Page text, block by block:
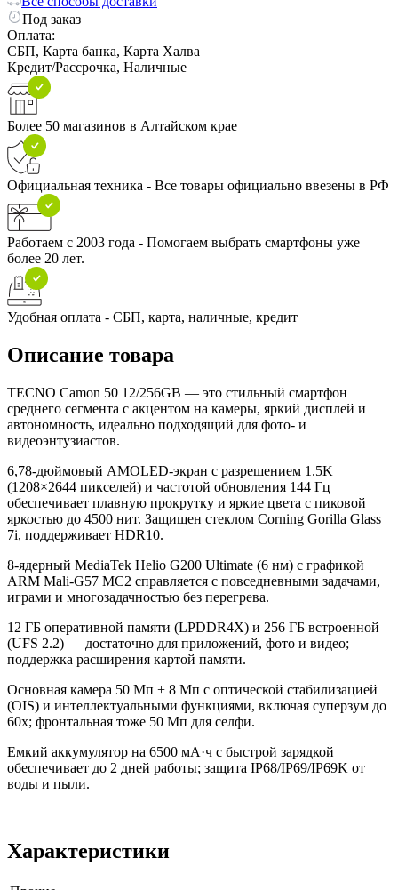
Под заказ
Оплата:
СБП, Карта банка, Карта Халва
Кредит/Рассрочка, Наличные
Более 50 магазинов в Алтайском крае
Официальная техника - Все товары официально ввезены в РФ
Работаем с 2003 года - Помогаем выбрать смартфоны уже
более 20 лет.
Удобная оплата - СБП, карта, наличные, кредит
Описание товара
TECNO Camon 50 12/256GB — это стильный смартфон
среднего сегмента с акцентом на камеры, яркий дисплей и
автономность, идеально подходящий для фото- и
видеоэнтузиастов.
6,78-дюймовый AMOLED-экран с разрешением 1.5K
(1208×2644 пикселей) и частотой обновления 144 Гц
обеспечивает плавную прокрутку и яркие цвета с пиковой
яркостью до 4500 нит. Защищен стеклом Corning Gorilla Glass
7i, поддерживает HDR10.
8-ядерный MediaTek Helio G200 Ultimate (6 нм) с графикой
ARM Mali-G57 MC2 справляется с повседневными задачами,
играми и многозадачностью без перегрева.
12 ГБ оперативной памяти (LPDDR4X) и 256 ГБ встроенной
(UFS 2.2) — достаточно для приложений, фото и видео;
поддержка расширения картой памяти.
Основная камера 50 Мп + 8 Мп с оптической стабилизацией
(OIS) и интеллектуальными функциями, включая суперзум до
60x; фронтальная тоже 50 Мп для селфи.
Емкий аккумулятор на 6500 мА·ч с быстрой зарядкой
обеспечивает до 2 дней работы; защита IP68/IP69/IP69K от
воды и пыли.
Характеристики